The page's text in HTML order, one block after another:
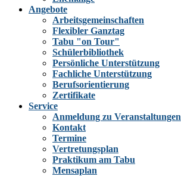
Angebote
Arbeitsgemeinschaften
Flexibler Ganztag
Tabu "on Tour"
Schülerbibliothek
Persönliche Unterstützung
Fachliche Unterstützung
Berufsorientierung
Zertifikate
Service
Anmeldung zu Veranstaltungen
Kontakt
Termine
Vertretungsplan
Praktikum am Tabu
Mensaplan